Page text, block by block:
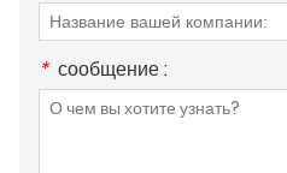
* сообщение :